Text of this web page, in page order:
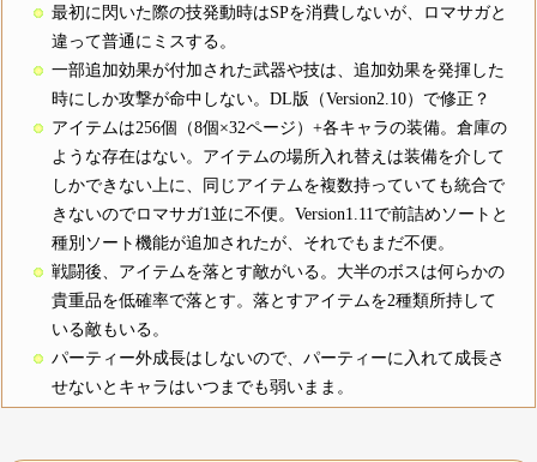
最初に閃いた際の技発動時はSPを消費しないが、ロマサガと
違って普通にミスする。
一部追加効果が付加された武器や技は、追加効果を発揮した
時にしか攻撃が命中しない。DL版（Version2.10）で修正？
アイテムは256個（8個×32ページ）+各キャラの装備。倉庫の
ような存在はない。アイテムの場所入れ替えは装備を介して
しかできない上に、同じアイテムを複数持っていても統合で
きないのでロマサガ1並に不便。Version1.11で前詰めソートと
種別ソート機能が追加されたが、それでもまだ不便。
戦闘後、アイテムを落とす敵がいる。大半のボスは何らかの
貴重品を低確率で落とす。落とすアイテムを2種類所持して
いる敵もいる。
パーティー外成長はしないので、パーティーに入れて成長さ
せないとキャラはいつまでも弱いまま。